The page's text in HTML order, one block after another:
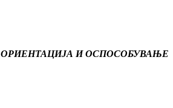
ОРИЕНТАЦИЈА И ОСПОСОБУВАЊЕ